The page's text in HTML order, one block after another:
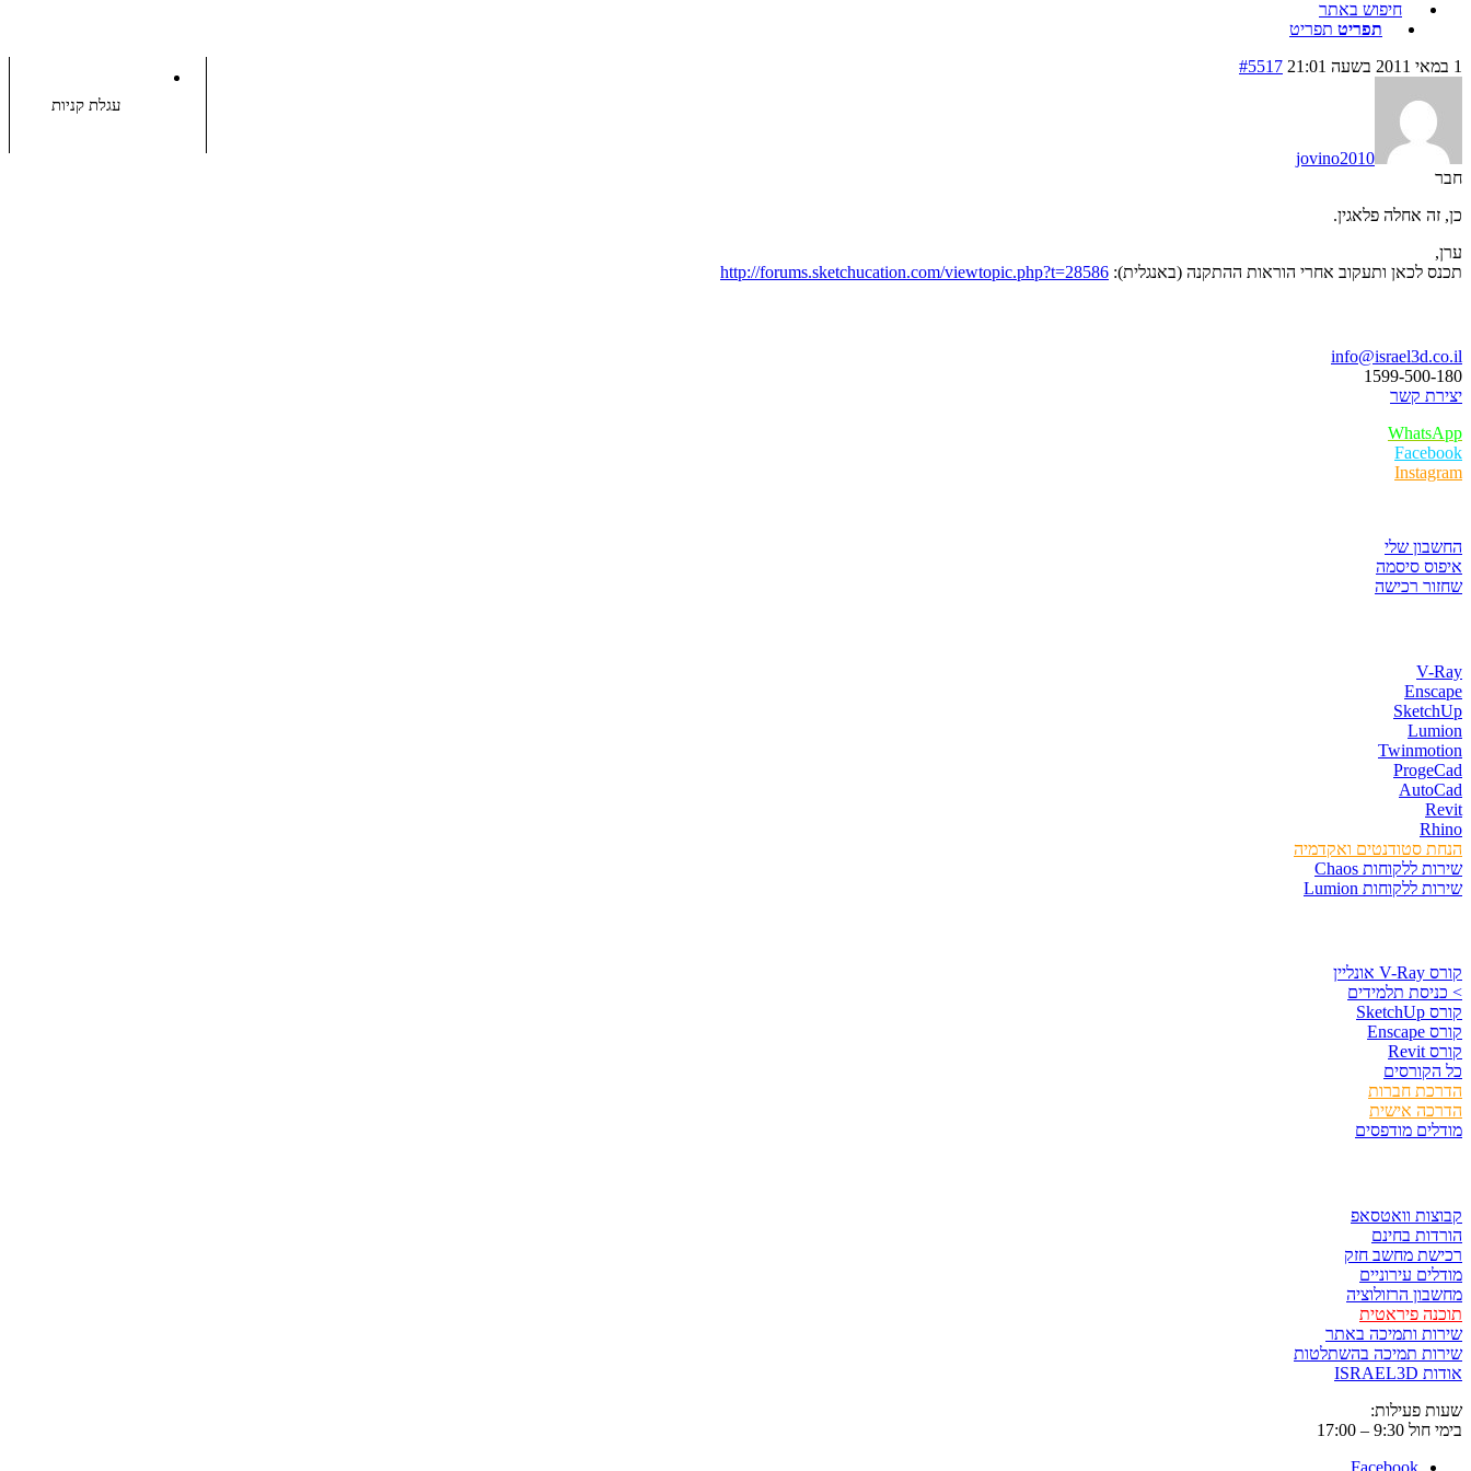
חיפוש באתר
תפריט תפריט
עגלת קניות
1 במאי 2011 בשעה 21:01 #5517
jovino2010
חבר
כן, זה אחלה פלאגין.
ערן,
תכנס לכאן ותעקוב אחרי הוראות ההתקנה (באנגלית): http://forums.sketchucation.com/viewtopic.php?t=28586
info@israel3d.co.il
1599-500-180
יצירת קשר
WhatsApp
Facebook
Instagram
החשבון שלי
איפוס סיסמה
שחזור רכישה
V-Ray
Enscape
SketchUp
Lumion
Twinmotion
ProgeCad
AutoCad
Revit
Rhino
הנחת סטודנטים ואקדמיה
שירות ללקוחות Chaos
שירות ללקוחות Lumion
קורס V-Ray אונליין
> כניסת תלמידים
קורס SketchUp
קורס Enscape
קורס Revit
כל הקורסים
הדרכת חברות
הדרכה אישית
מודלים מודפסים
קבוצות וואטסאפ
הורדות בחינם
רכישת מחשב חזק
מודלים עירוניים
מחשבון הרזולוציה
תוכנה פיראטית
שירות ותמיכה באתר
שירות תמיכה בהשתלטות
אודות ISRAEL3D
שעות פעילות:
בימי חול 9:30 – 17:00
Facebook